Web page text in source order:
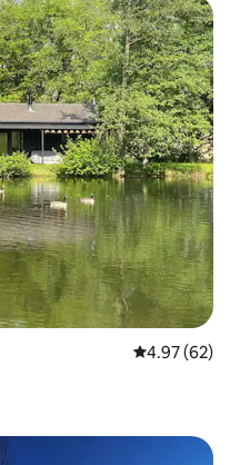
レビュー62
4.97 (62)